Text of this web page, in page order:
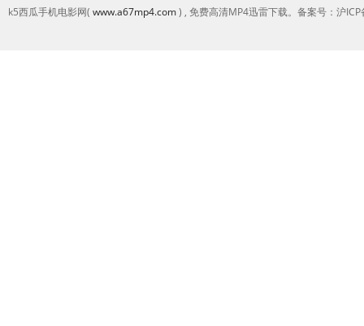
k5西瓜手机电影网( www.a67mp4.com) , 免费高清MP4迅雷下载。备案号：沪